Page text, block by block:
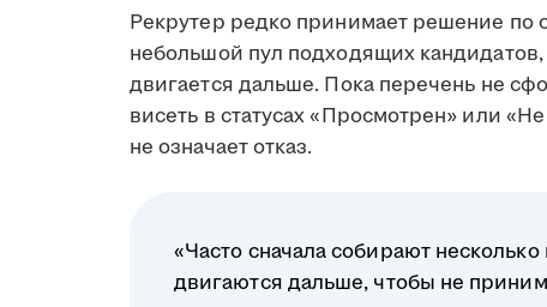
Рекрутер редко принимает решение по
небольшой пул подходящих
двигается дальше. Пока перечень не
висеть в статусах «Просмотрен» или
не означает отказ.
«Часто сначала собирают
двигаются дальше, чтобы не